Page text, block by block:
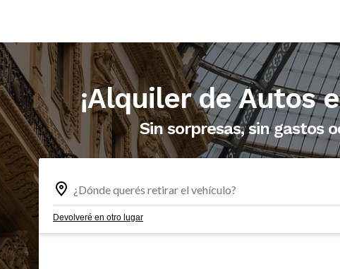
¡Alquiler de Autos
Sin sorpresas, sin gastos
Devolveré en otro lugar